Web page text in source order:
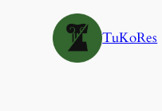
sisältöön
TuKoRes